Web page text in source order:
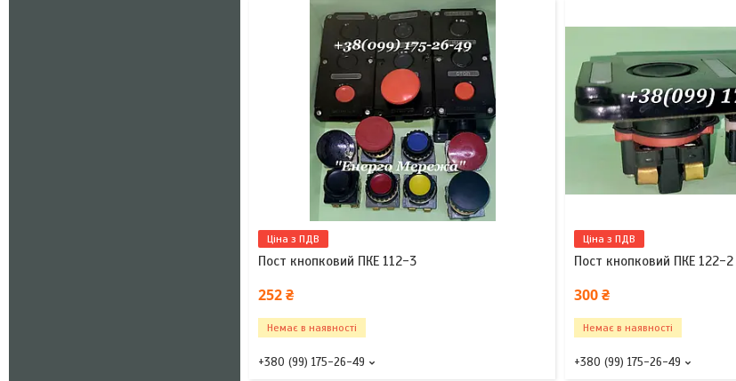
Ціна з ПДВ
Пост кнопковий ПКЕ 112-3
252 ₴
Немає в наявності
+380 (99) 175-26-49
Ціна з ПДВ
Пост кнопковий ПКЕ 122-2
300 ₴
Немає в наявності
+380 (99) 175-26-49